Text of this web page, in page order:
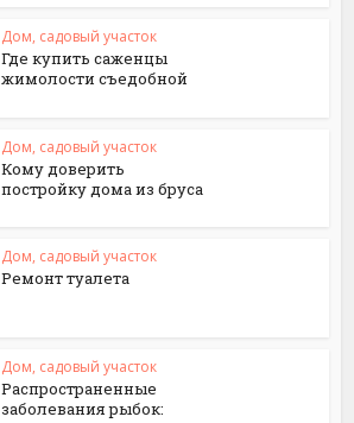
Дом, садовый участок
Где купить саженцы
жимолости съедобной
Дом, садовый участок
Кому доверить
постройку дома из бруса
Дом, садовый участок
Ремонт туалета
Дом, садовый участок
Распространенные
заболевания рыбок: